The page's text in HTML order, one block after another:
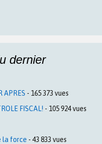
dernier
APRES - 165 373 vues
FISCAL! - 105 924 vues
la force - 43 833 vues